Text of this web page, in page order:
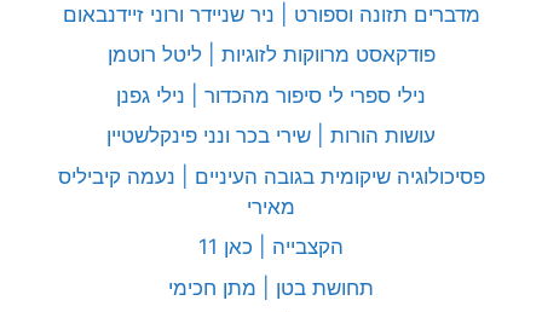
מדברים תזונה וספורט | ניר שניידר ורוני זיידנבאום
פודקאסט מרווקות לזוגיות | ליטל רוטמן
נילי ספרי לי סיפור מהכדור | נילי גפנן
עושות הורות | שירי בכר ונני פינקלשטיין
פסיכולוגיה שיקומית בגובה העיניים | נעמה קיביליס
מאירי
הקצבייה | כאן 11
תחושת בטן | מתן חכימי